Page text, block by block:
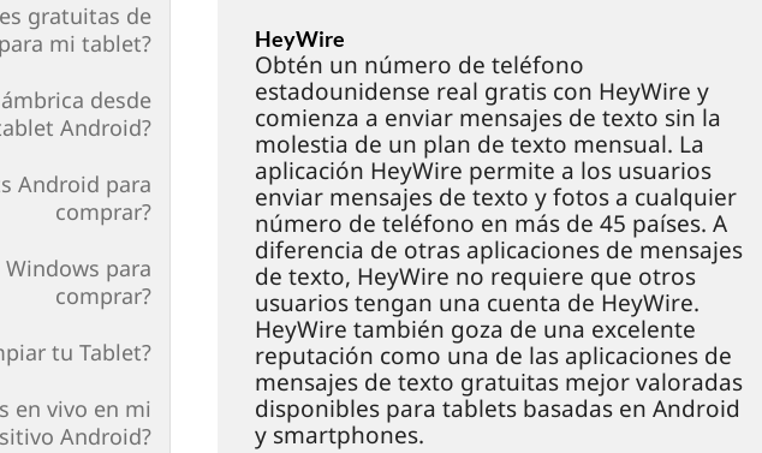
gratuitas de
mi tablet?
desde
Android?
Android para
comprar?
para
comprar?
tu Tablet?
en vivo en mi
Android?
HeyWire
Obtén un número de teléfono
estadounidense real gratis con HeyWire y
comienza a enviar mensajes de texto sin la
molestia de un plan de texto mensual. La
aplicación HeyWire permite a los usuarios
enviar mensajes de texto y fotos a cualquier
número de teléfono en más de 45 países. A
diferencia de otras aplicaciones de mensajes
de texto, HeyWire no requiere que otros
usuarios tengan una cuenta de HeyWire.
HeyWire también goza de una excelente
reputación como una de las aplicaciones de
mensajes de texto gratuitas mejor valoradas
disponibles para tablets basadas en Android
y smartphones.